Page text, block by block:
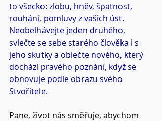
to všecko: zlobu, hněv, špatnost,
rouhání, pomluvy z vašich úst.
Neobelhávejte jeden druhého,
svlečte se sebe starého člověka i s
jeho skutky a oblečte nového, který
dochází pravého poznání, když se
obnovuje podle obrazu svého
Stvořitele.
Pane, život nás směřuje, abychom